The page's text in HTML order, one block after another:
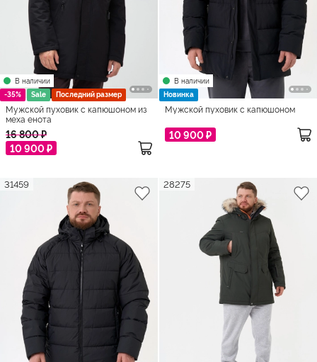
В наличии
-35%
Sale Последний размер
Мужской пуховик с капюшоном из
меха енота
16 800 ₽
10 900 ₽
В наличии
Новинка
Мужской пуховик с капюшоном
10 900 ₽
31459 28275